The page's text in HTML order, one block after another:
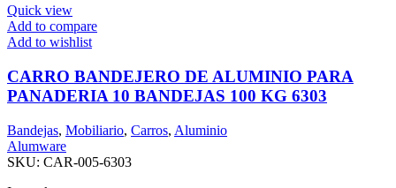
Quick view
Add to compare
Add to wishlist
CARRO BANDEJERO DE ALUMINIO PARA
PANADERIA 10 BANDEJAS 100 KG 6303
Bandejas, Mobiliario, Carros, Aluminio
Alumware
SKU: CAR-005-6303